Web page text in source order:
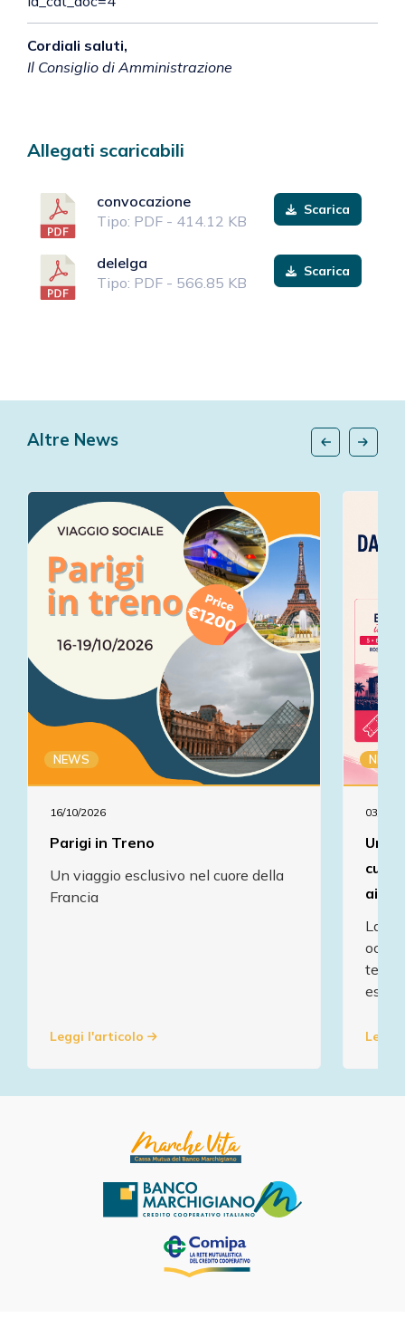
Cordiali saluti,
Il Consiglio di Amministrazione
Allegati scaricabili
convocazione
Tipo: PDF - 414.12 KB
Scarica
delelga
Tipo: PDF - 566.85 KB
Scarica
Altre News
NEWS
16/10/2026
Parigi in Treno
Un viaggio esclusivo nel cuore della
Francia
Leggi l'articolo
NEWS
03/07/
ai
La